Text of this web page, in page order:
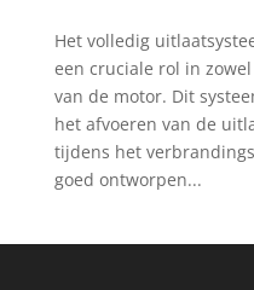
Het volledig
een cruciale rol in
van de motor. Dit
het afvoeren van de
tijdens het
goed ontworpen...